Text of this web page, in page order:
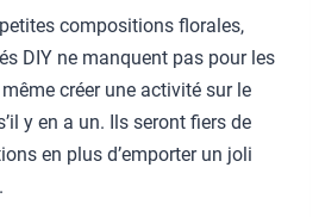
compositions florales,
DIY ne manquent pas pour les
créer une activité sur le
y en a un. Ils seront fiers de
en plus d’emporter un joli